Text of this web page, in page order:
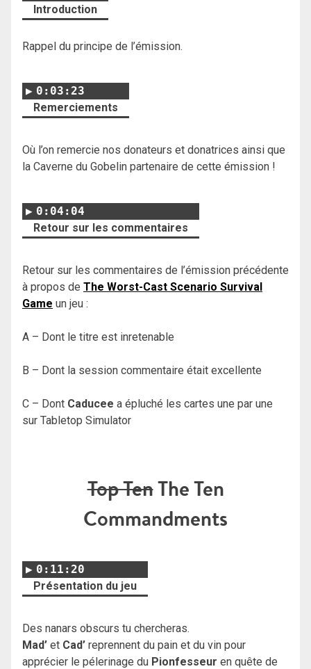
Introduction
Rappel du principe de l’émission.
0:03:23
Remerciements
Où l’on remercie nos donateurs et donatrices ainsi que
la Caverne du Gobelin partenaire de cette émission !
0:04:04
Retour sur les commentaires
Retour sur les commentaires de l’émission précédente
à propos de The Worst-Cast Scenario Survival
Game un jeu :
A – Dont le titre est inretenable
B – Dont la session commentaire était excellente
C – Dont Caducee a épluché les cartes une par une
sur Tabletop Simulator
Top TenThe Ten
Commandments
0:11:20
Présentation du jeu
Des nanars obscurs tu chercheras.
Mad’ et Cad’ reprennent du pain et du vin pour
apprécier le pélerinage du Pionfesseur en quête de